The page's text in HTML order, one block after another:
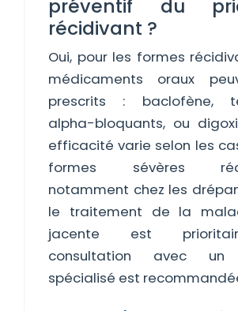
préventif du
récidivant ?
Oui, pour les formes
médicaments oraux
prescrits : baclofène,
alpha-bloquants, ou
efficacité varie selon les
formes sévères
notamment chez les
le traitement de la
jacente est
consultation avec un
spécialisé est